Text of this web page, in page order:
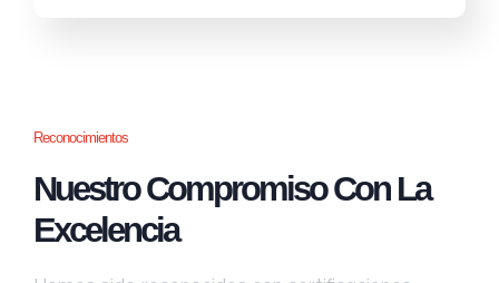
Reconocimientos
Nuestro Compromiso Con La
Excelencia